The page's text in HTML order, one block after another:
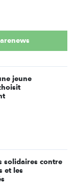
jeune
solidaires contre
et les